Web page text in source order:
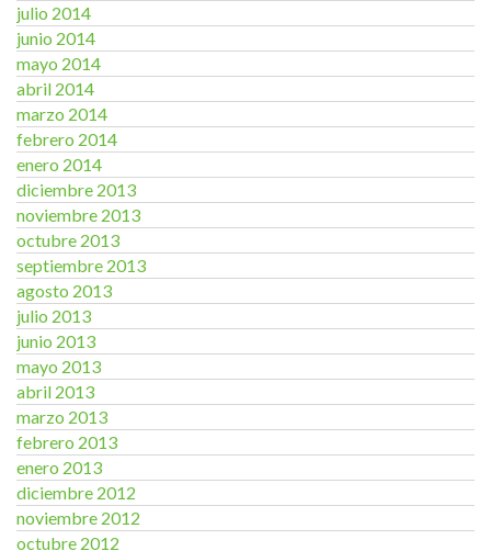
julio 2014
junio 2014
mayo 2014
abril 2014
marzo 2014
febrero 2014
enero 2014
diciembre 2013
noviembre 2013
octubre 2013
septiembre 2013
agosto 2013
julio 2013
junio 2013
mayo 2013
abril 2013
marzo 2013
febrero 2013
enero 2013
diciembre 2012
noviembre 2012
octubre 2012